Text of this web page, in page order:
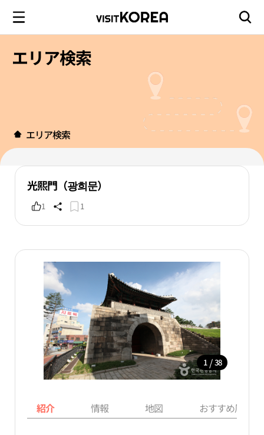
エリア検索
エリア検索
光熙門（광희문）
1 1
1 / 38
紹介 情報 地図 おすすめ周辺